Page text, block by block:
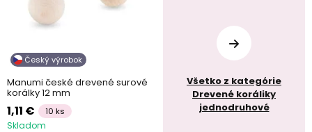
Český výrobok
Manumi české drevené surové
korálky 12 mm
1,11 € 10 ks
Skladom
Všetko z kategórie
Drevené koráliky
jednodruhové